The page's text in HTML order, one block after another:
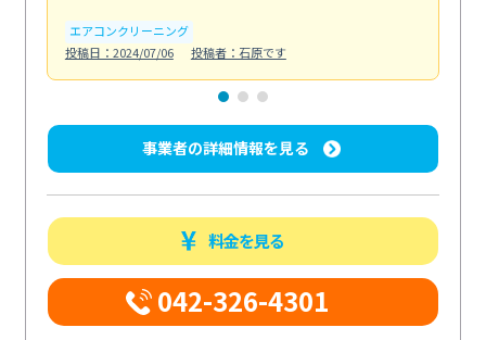
エアコンクリーニング
投稿日：2024/07/06
投稿者：石原です
事業者の詳細情報を見る
料金を見る
042-326-4301